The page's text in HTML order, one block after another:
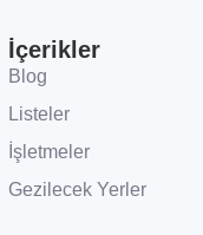
İçerikler
Blog
Listeler
İşletmeler
Gezilecek Yerler